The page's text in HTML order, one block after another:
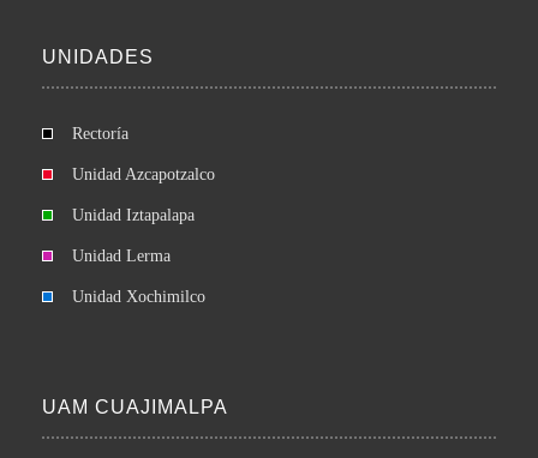
UNIDADES
Rectoría
Unidad Azcapotzalco
Unidad Iztapalapa
Unidad Lerma
Unidad Xochimilco
UAM CUAJIMALPA